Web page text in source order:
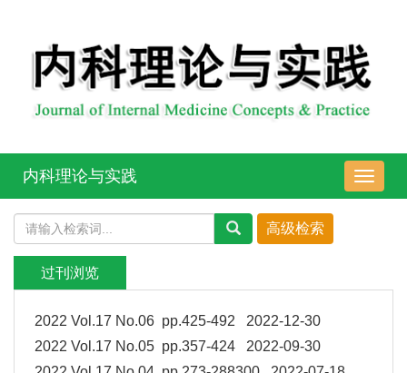
导
航
内科理论与实践
过刊浏览
2022 Vol.17 No.06 pp.425-492 2022-12-30
2022 Vol.17 No.05 pp.357-424 2022-09-30